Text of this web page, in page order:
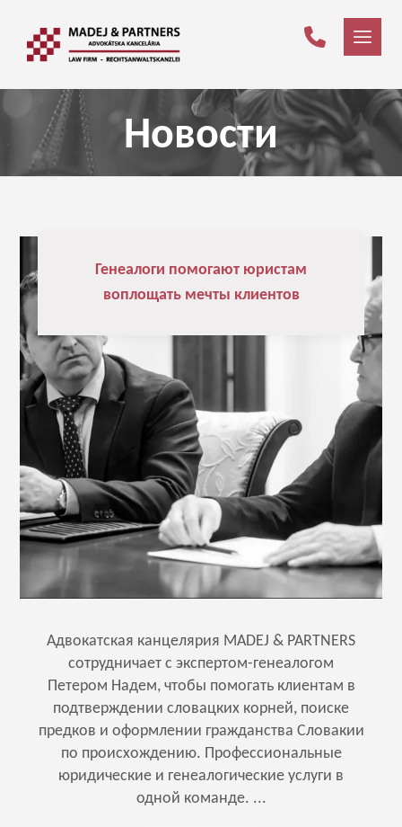
Новости
Генеалоги помогают юристам
воплощать мечты клиентов
Адвокатская канцелярия MADEJ & PARTNERS
сотрудничает с экспертом-генеалогом
Петером Надем, чтобы помогать клиентам в
подтверждении словацких корней, поиске
предков и оформлении гражданства Словакии
по происхождению. Профессиональные
юридические и генеалогические услуги в
одной команде. ...